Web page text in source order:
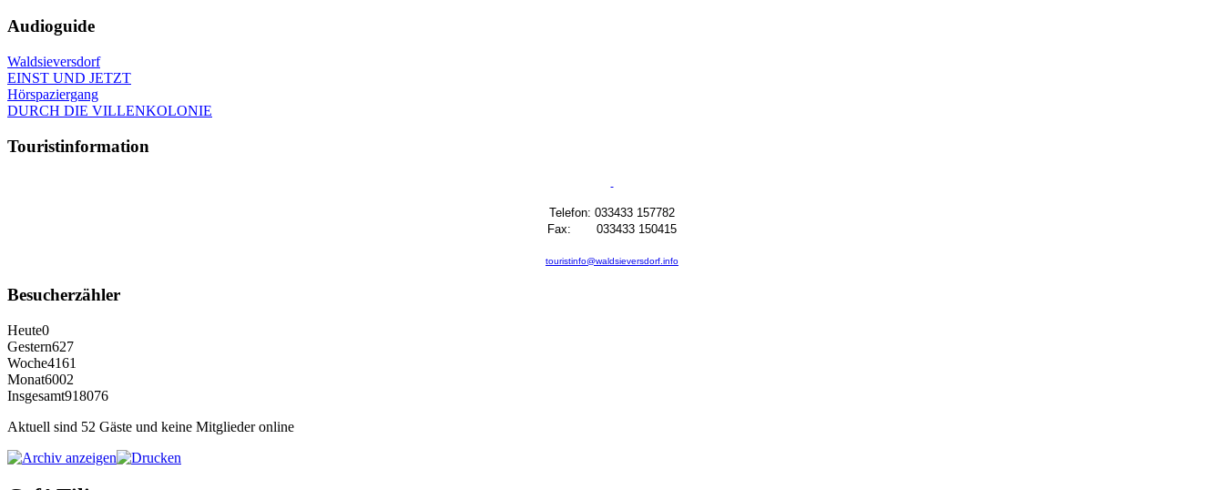
Audioguide
Waldsieversdorf
EINST UND JETZT
Hörspaziergang
DURCH DIE VILLENKOLONIE
Touristinformation
Telefon: 033433 157782
Fax: 033433 150415
touristinfo@waldsieversdorf.info
Besucherzähler
Heute0
Gestern627
Woche4161
Monat6002
Insgesamt918076
Aktuell sind 52 Gäste und keine Mitglieder online